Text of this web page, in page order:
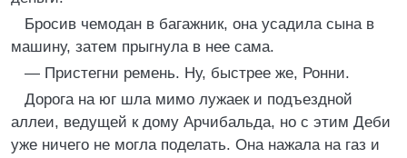
Бросив чемодан в багажник, она усадила сына в
машину, затем прыгнула в нее сама.
— Пристегни ремень. Ну, быстрее же, Ронни.
Дорога на юг шла мимо лужаек и подъездной
аллеи, ведущей к дому Арчибальда, но с этим Деби
уже ничего не могла поделать. Она нажала на газ и